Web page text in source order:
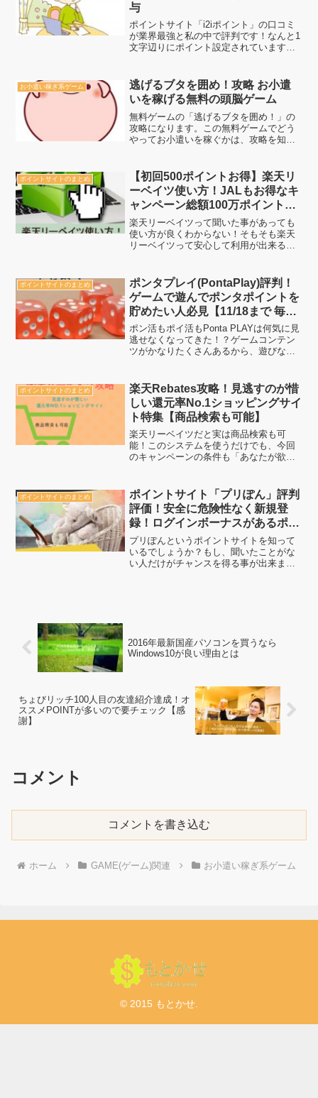
与
ポイントサイト「i2iポイント」の口コミ
が業界最強と私の中で評判です！なんと1
文字辺りにポイント設定されていますの
ントサイトでは見たことがない！まさし
く、「i2iポイン...
お小遣い稼ぎ系ゲーム
逃げるブタを囲め！攻略 お小遣
いを稼げる無料の頭脳ゲーム
無料ゲームの「逃げるブタを囲め！」の
攻略になります。この無料ゲームでどう
やってお小遣いを稼ぐかは、攻略を知る
ポイントサイトのまとめ
【初回500ポイントお得】楽天リ
ーベイツ使い方！JALもお得なキ
ャンペーン総額100万ポイントが
抽選で当たる【2018/8/4 10:00～
2018/8/12まで】
楽天リーベイツって聞いた事があっても
使い方が良くわからない！そもそも楽天
リーベイツって安心して利用が出来るの
天リーベイツ経由をする方法も画像付き
でバッチリ掲載！更に更に...
ポイントサイトのまとめ
ポンタプレイ(PontaPlay)評判！
ゲームで遊んでポンタポイントを
貯めたい人必見【11/18まで 毎日
5ポンタポイント】
ポン活もポイ活もPonta PLAYは何気に見
逃せなくなってきた！？ゲームコンテン
ツがかなりたくさんあるから、遊びなが
から、ポンタポイントをゲームで遊びな
がら貯め...
ポイントサイトのまとめ
楽天Rebates攻略！見逃すのが惜
しい還元率No.1ショッピングサイ
ト特集【商品検索も可能】
楽天リーベイツだと実は商品検索も可
能！このシステムを使うだけでも、今回
のキャンペーンの条件も「あなたが欲し
索するもよし。楽天リーベイツ経由で還
元率No.1のショッピング...
ポイントサイトのまとめ
ポイントサイト「プリぽん」評判
評価！安全に危険性なく新規登
録！ログインボーナスがあるポイ
ントサイト
プリぽんというポイントサイトを知って
いるでしょうか？もし、聞いたことがな
い人だけがチャンスを得る事が出来ま
2016年最新国産パソコンを買うなら
Windows10が良い理由とは
ちょびリッチ100人目の友達紹介達成！オ
ススメPOINTが多いので要チェック【感
謝】
コメント
コメントを書き込む
ホーム GAME(ゲーム)関連 お小遣い稼ぎ系ゲーム
© 2015 もとかせ.